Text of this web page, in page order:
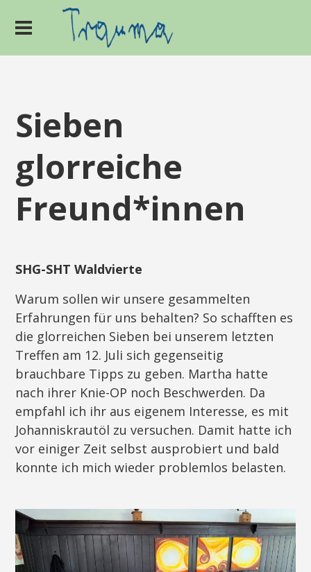
Sieben
glorreiche
Freund*innen
SHG-SHT Waldvierte
Warum sollen wir unsere gesammelten
Erfahrungen für uns behalten? So schafften es
die glorreichen Sieben bei unserem letzten
Treffen am 12. Juli sich gegenseitig
brauchbare Tipps zu geben. Martha hatte
nach ihrer Knie-OP noch Beschwerden. Da
empfahl ich ihr aus eigenem Interesse, es mit
Johanniskrautöl zu versuchen. Damit hatte ich
vor einiger Zeit selbst ausprobiert und bald
konnte ich mich wieder problemlos belasten.